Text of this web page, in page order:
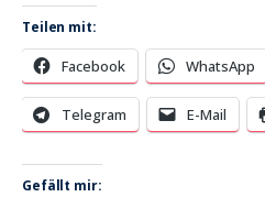
Teilen mit:
Facebook WhatsApp
Telegram E-Mail
Gefällt mir: